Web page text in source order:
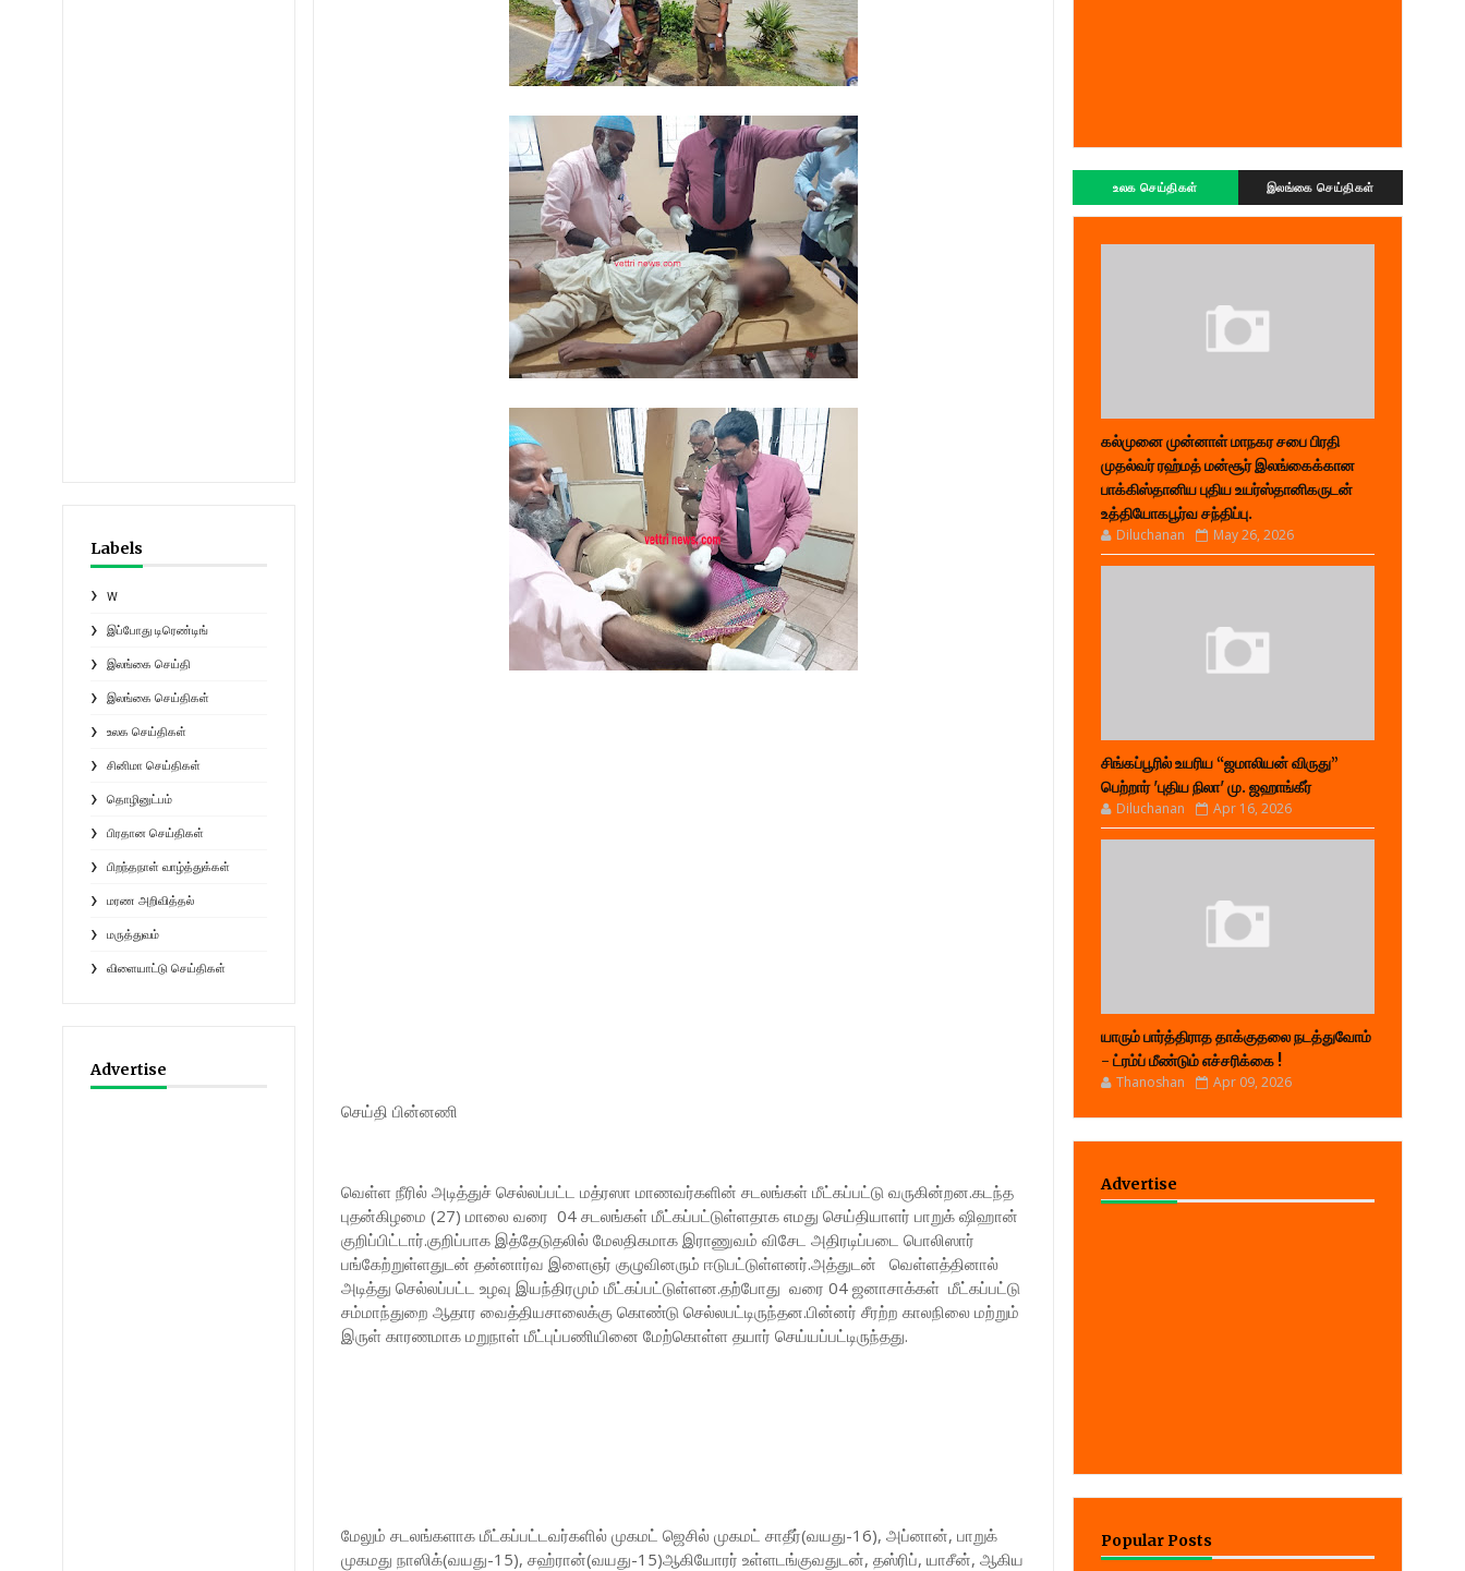
Labels
W
இப்போது டிரெண்டிங்
இலங்கை செய்தி
இலங்கை செய்திகள்
உலக செய்திகள்
சினிமா செய்திகள்
தொழினுட்பம்
பிரதான செய்திகள்
பிறந்தநாள் வாழ்த்துக்கள்
மரண அறிவித்தல்
மருத்துவம்
விளையாட்டு செய்திகள்
Advertise
செய்தி பின்னணி
வெள்ள நீரில் அடித்துச் செல்லப்பட்ட மத்ரஸா மாணவர்களின் சடலங்கள் மீட்கப்பட்டு வருகின்றன.கடந்த
புதன்கிழமை (27) மாலை வரை 04 சடலங்கள் மீட்கப்பட்டுள்ளதாக எமது செய்தியாளர் பாறுக் ஷிஹான்
குறிப்பிட்டார்.குறிப்பாக இத்தேடுதலில் மேலதிகமாக இராணுவம் விசேட அதிரடிப்படை பொலிஸார்
பங்கேற்றுள்ளதுடன் தன்னார்வ இளைஞர் குழுவினரும் ஈடுபட்டுள்ளனர்.அத்துடன் வெள்ளத்தினால்
அடித்து செல்லப்பட்ட உழவு இயந்திரமும் மீட்கப்பட்டுள்ளன.தற்போது வரை 04 ஜனாசாக்கள் மீட்கப்பட்டு
சம்மாந்துறை ஆதார வைத்தியசாலைக்கு கொண்டு செல்லபட்டிருந்தன.பின்னர் சீரற்ற காலநிலை மற்றும்
இருள் காரணமாக மறுநாள் மீட்புப்பணியினை மேற்கொள்ள தயார் செய்யப்பட்டிருந்தது.
மேலும் சடலங்களாக மீட்கப்பட்டவர்களில் முகமட் ஜெசில் முகமட் சாதீர்(வயது-16), அப்னான், பாறுக்
முகமது நாஸிக்(வயது-15), சஹ்ரான்(வயது-15)ஆகியோரர் உள்ளடங்குவதுடன், தஸ்ரிப், யாசீன், ஆகிய
உலக செய்திகள் இலங்கை செய்திகள்
கல்முனை முன்னாள் மாநகர சபை பிரதி
முதல்வர் ரஹ்மத் மன்சூர் இலங்கைக்கான
பாக்கிஸ்தானிய புதிய உயர்ஸ்தானிகருடன்
உத்தியோகபூர்வ சந்திப்பு.
Diluchanan May 26, 2026
சிங்கப்பூரில் உயரிய “ஜமாலியன் விருது”
பெற்றார் 'புதிய நிலா' மு. ஜஹாங்கீர்
Diluchanan Apr 16, 2026
யாரும் பார்த்திராத தாக்குதலை நடத்துவோம்
- ட்ரம்ப் மீண்டும் எச்சரிக்கை !
Thanoshan Apr 09, 2026
Advertise
Popular Posts